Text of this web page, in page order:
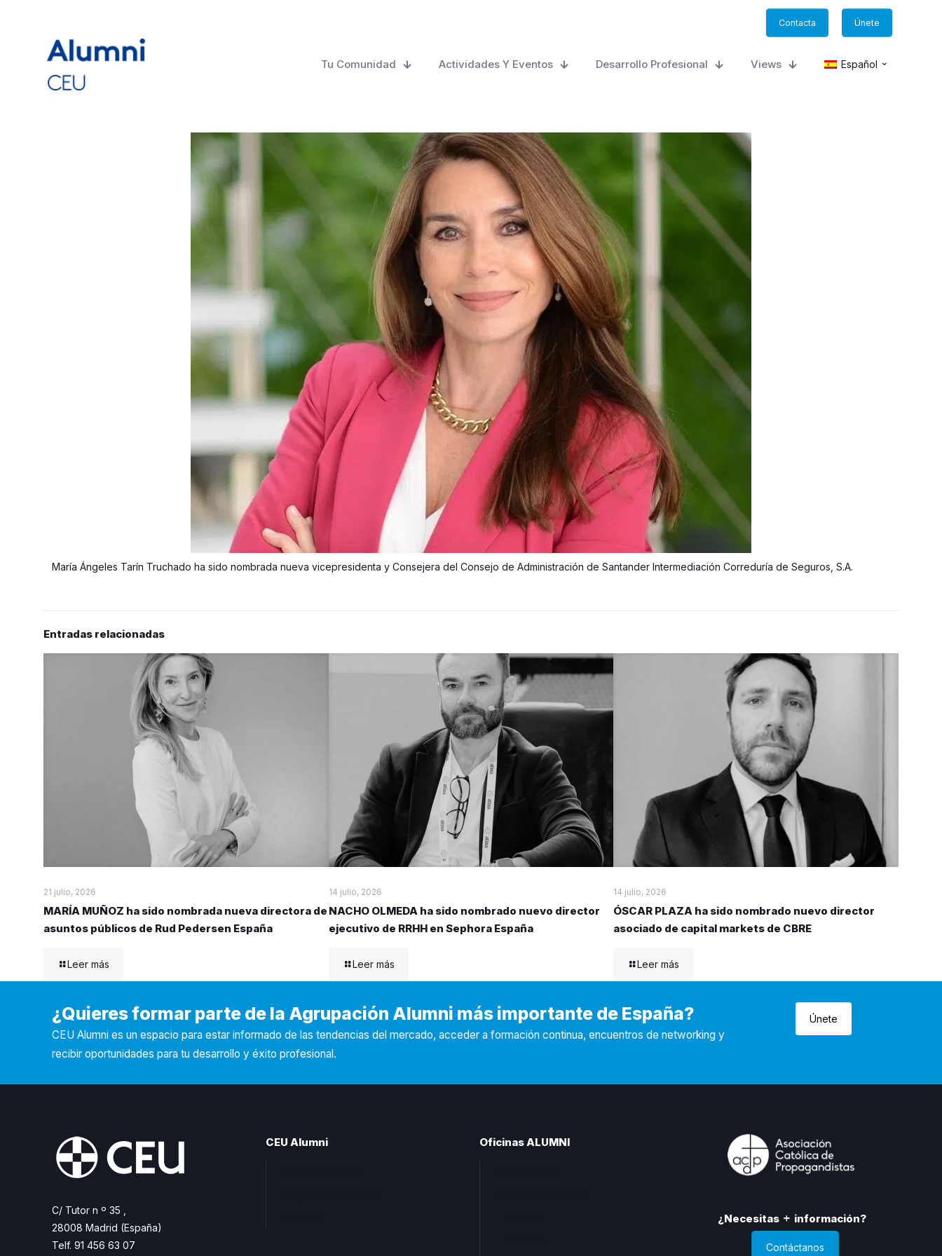
Contacta Únete
Tu Comunidad Actividades Y Eventos Desarrollo Profesional Views Español
María Ángeles Tarín Truchado ha sido nombrada nueva vicepresidenta y Consejera del Consejo de Administración de Santander Intermediación Correduría de Seguros, S.A.
Entradas relacionadas
21 julio, 2026
MARÍA MUÑOZ ha sido nombrada nueva directora de
asuntos públicos de Rud Pedersen España
Leer más
14 julio, 2026
NACHO OLMEDA ha sido nombrado nuevo director
ejecutivo de RRHH en Sephora España
Leer más
14 julio, 2026
ÓSCAR PLAZA ha sido nombrado nuevo director
asociado de capital markets de CBRE
Leer más
¿Quieres formar parte de la Agrupación Alumni más importante de España?
CEU Alumni es un espacio para estar informado de las tendencias del mercado, acceder a formación continua, encuentros de networking y
recibir oportunidades para tu desarrollo y éxito profesional.
Únete
C/ Tutor n º 35 ,
28008 Madrid (España)
Telf. 91 456 63 07
CEU Alumni Oficinas ALUMNI
¿Necesitas información?
Contáctanos